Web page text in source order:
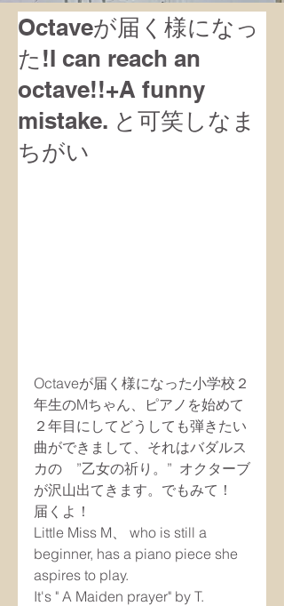
Octaveが届く様になっ
た!I can reach an
octave!!+A funny
mistake. と可笑しなま
ちがい
Octaveが届く様になった小学校２
年生のMちゃん、ピアノを始めて
２年目にしてどうしても弾きたい
曲ができまして、それはバダルス
カの　”乙女の祈り。”  オクターブ
が沢山出てきます。でもみて！
届くよ！
Little Miss M、 who is still a
beginner, has a piano piece she
aspires to play.
It's " A Maiden prayer" by T.